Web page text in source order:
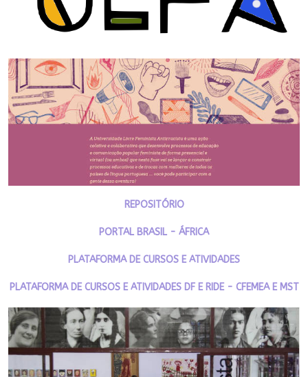
REPOSITÓRIO
PORTAL BRASIL - ÁFRICA
PLATAFORMA DE CURSOS E ATIVIDADES
PLATAFORMA DE CURSOS E ATIVIDADES DF E RIDE - CFEMEA E MST